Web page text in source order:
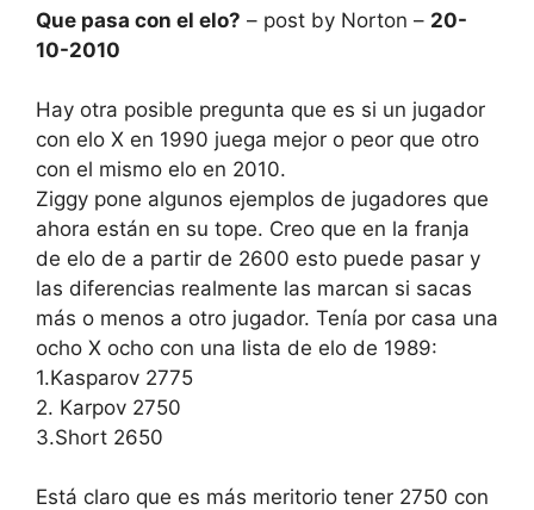
Que pasa con el elo? – post by Norton – 20-
10-2010
Hay otra posible pregunta que es si un jugador
con elo X en 1990 juega mejor o peor que otro
con el mismo elo en 2010.
Ziggy pone algunos ejemplos de jugadores que
ahora están en su tope. Creo que en la franja
de elo de a partir de 2600 esto puede pasar y
las diferencias realmente las marcan si sacas
más o menos a otro jugador. Tenía por casa una
ocho X ocho con una lista de elo de 1989:
1.Kasparov 2775
2. Karpov 2750
3.Short 2650
Está claro que es más meritorio tener 2750 con